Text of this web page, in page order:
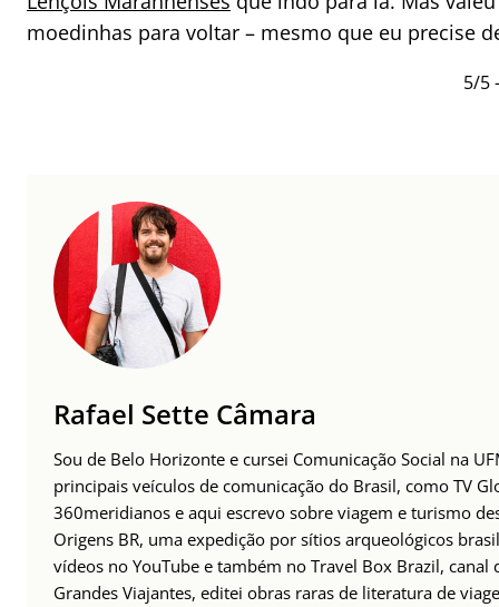
moedinhas para voltar – mesmo que eu precise
5/5
Rafael Sette Câmara
Sou de Belo Horizonte e cursei Comunicação Social na
principais veículos de comunicação do Brasil, como TV
360meridianos e aqui escrevo sobre viagem e turismo
Origens BR, uma expedição por sítios arqueológicos
vídeos no YouTube e também no Travel Box Brazil,
Grandes Viajantes, editei obras raras de literatura de